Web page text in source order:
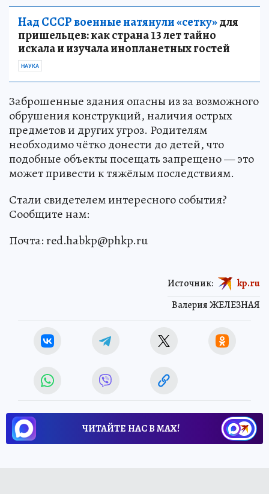
Над СССР военные натянули «сетку»для
пришельцев: как страна 13 лет тайно
искала и изучала инопланетных гостей
НАУКА
Заброшенные здания опасны из за возможного
обрушения конструкций, наличия острых
предметов и других угроз. Родителям
необходимо чётко донести до детей, что
подобные объекты посещать запрещено — это
может привести к тяжёлым последствиям.
Стали свидетелем интересного события?
Сообщите нам:
Почта: red.habkp@phkp.ru
Валерия ЖЕЛЕЗНАЯ
Источник: kp.ru
ЧИТАЙТЕ НАС В МАХ!